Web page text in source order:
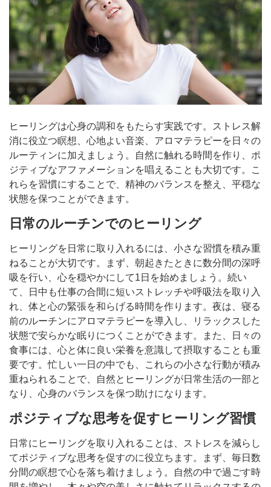
ヒーリングは心身の調和をもたらす実践です。ストレス解
消に役立つ瞑想、心地よい音楽、アロマテラピーを日々の
ルーティンに加えましょう。自然に触れる時間を作り、ポ
ジティブなアファメーションを唱えることも大切です。こ
れらを習慣にすることで、精神のバランスを整え、平穏な
状態を保つことができます。
日常のルーチンでのヒーリング
ヒーリングを日常に取り入れるには、小さな習慣を積み重
ねることが大切です。まず、朝起きたときに数分間の深呼
吸を行い、心を穏やかにして1日を始めましょう。続い
て、日中も仕事の合間に短いストレッチや呼吸法を取り入
れ、体と心の緊張を和らげる時間を作ります。夜は、寝る
前のルーチンにアロマテラピーを導入し、リラックスした
状態で安らかな眠りにつくことができます。また、日々の
食事には、心と体に良い栄養を意識して摂取することも重
要です。忙しい一日の中でも、これらの小さな行動が積み
重ねられることで、自然とヒーリングが日常生活の一部と
なり、心身のバランスを保つ助けになります。
ポジティブな思考を促すヒーリング習慣
日常にヒーリングを取り入れることは、ストレスを減らし
てポジティブな思考を促すのに役立ちます。まず、毎日数
分間の瞑想で心を落ち着けましょう。自然の中で過ごす時